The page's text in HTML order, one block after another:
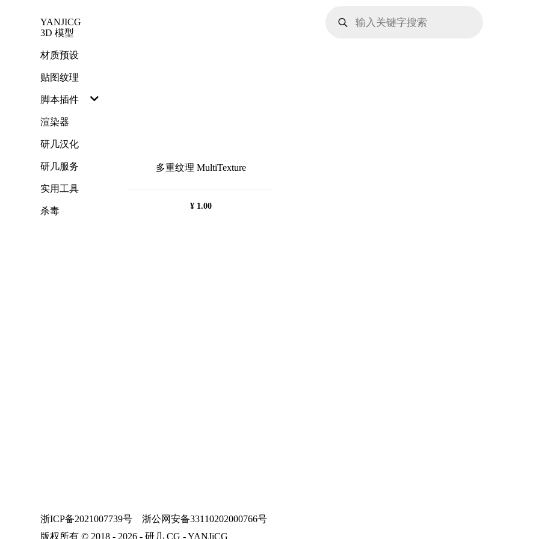
YANJICG
search
多重纹理 MultiTexture
¥ 1.00
3D 模型
材质预设
贴图纹理
脚本插件
渲染器
研几汉化
研几服务
实用工具
杀毒
浙ICP备2021007739号
浙公网安备33110202000766号
版权所有 © 2018 - 2026 - 研几 CG - YANJiCG